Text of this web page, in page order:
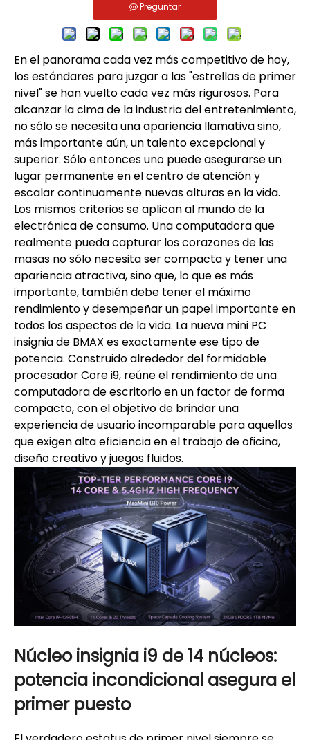
Preguntar
En el panorama cada vez más competitivo de hoy,
los estándares para juzgar a las "estrellas de primer
nivel" se han vuelto cada vez más rigurosos. Para
alcanzar la cima de la industria del entretenimiento,
no sólo se necesita una apariencia llamativa sino,
más importante aún, un talento excepcional y
superior. Sólo entonces uno puede asegurarse un
lugar permanente en el centro de atención y
escalar continuamente nuevas alturas en la vida.
Los mismos criterios se aplican al mundo de la
electrónica de consumo. Una computadora que
realmente pueda capturar los corazones de las
masas no sólo necesita ser compacta y tener una
apariencia atractiva, sino que, lo que es más
importante, también debe tener el máximo
rendimiento y desempeñar un papel importante en
todos los aspectos de la vida. La nueva mini PC
insignia de BMAX es exactamente ese tipo de
potencia. Construido alrededor del formidable
procesador Core i9, reúne el rendimiento de una
computadora de escritorio en un factor de forma
compacto, con el objetivo de brindar una
experiencia de usuario incomparable para aquellos
que exigen alta eficiencia en el trabajo de oficina,
diseño creativo y juegos fluidos.
Núcleo insignia i9 de 14 núcleos:
potencia incondicional asegura el
primer puesto